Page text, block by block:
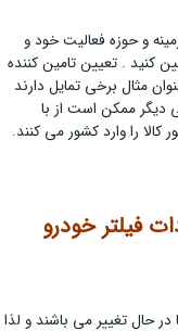
و حوزه فعالیت خود و
کنید . تعیین تامین کننده
مثال برخی تمایل دارند
دیگر ممکن است از با
کالا را وارد کشور می کنند.
فیلتر خودرو
حال تغییر می باشند و لذا